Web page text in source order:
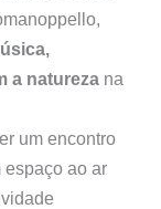
a naturezana
um encontro
espaço ao ar